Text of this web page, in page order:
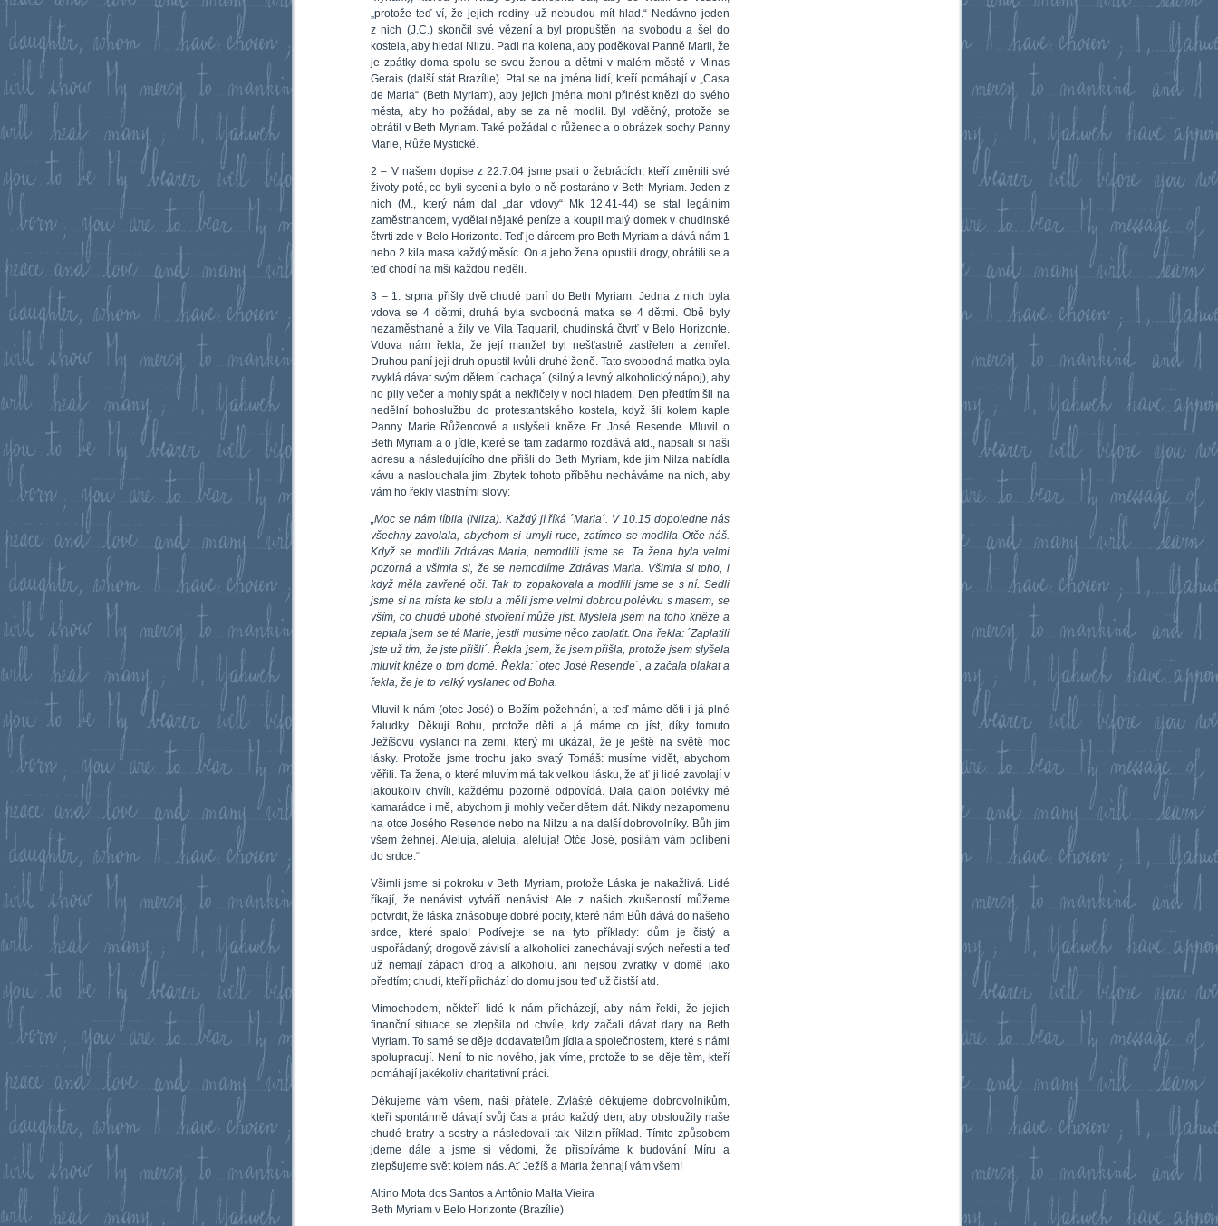
„protože teď ví, že jejich rodiny už nebudou mít hlad.“ Nedávno jeden
z nich (J.C.) skončil své vězení a byl propuštěn na svobodu a šel do
kostela, aby hledal Nilzu. Padl na kolena, aby poděkoval Panně Marii, že
je zpátky doma spolu se svou ženou a dětmi v malém městě v Minas
Gerais (další stát Brazílie). Ptal se na jména lidí, kteří pomáhají v „Casa
de Maria“ (Beth Myriam), aby jejich jména mohl přinést knězi do svého
města, aby ho požádal, aby se za ně modlil. Byl vděčný, protože se
obrátil v Beth Myriam. Také požádal o růženec a o obrázek sochy Panny
Marie, Růže Mystické.
2 – V našem dopise z 22.7.04 jsme psali o žebrácích, kteří změnili své
životy poté, co byli syceni a bylo o ně postaráno v Beth Myriam. Jeden z
nich (M., který nám dal „dar vdovy“ Mk 12,41-44) se stal legálním
zaměstnancem, vydělal nějaké peníze a koupil malý domek v chudinské
čtvrti zde v Belo Horizonte. Teď je dárcem pro Beth Myriam a dává nám 1
nebo 2 kila masa každý měsíc. On a jeho žena opustili drogy, obrátili se a
teď chodí na mši každou neděli.
3 – 1. srpna přišly dvě chudé paní do Beth Myriam. Jedna z nich byla
vdova se 4 dětmi, druhá byla svobodná matka se 4 dětmi. Obě byly
nezaměstnané a žily ve Vila Taquaril, chudinská čtvrť v Belo Horizonte.
Vdova nám řekla, že její manžel byl nešťastně zastřelen a zemřel.
Druhou paní její druh opustil kvůli druhé ženě. Tato svobodná matka byla
zvyklá dávat svým dětem ´cachaça´ (silný a levný alkoholický nápoj), aby
ho pily večer a mohly spát a nekřičely v noci hladem. Den předtím šli na
nedělní bohoslužbu do protestantského kostela, když šli kolem kaple
Panny Marie Růžencové a uslyšeli kněze Fr. José Resende. Mluvil o
Beth Myriam a o jídle, které se tam zadarmo rozdává atd., napsali si naši
adresu a následujícího dne přišli do Beth Myriam, kde jim Nilza nabídla
kávu a naslouchala jim. Zbytek tohoto příběhu necháváme na nich, aby
vám ho řekly vlastními slovy:
„Moc se nám líbila (Nilza). Každý jí říká ´Maria´. V 10.15 dopoledne nás
všechny zavolala, abychom si umyli ruce, zatímco se modlila Otče náš.
Když se modlili Zdrávas Maria, nemodlili jsme se. Ta žena byla velmi
pozorná a všimla si, že se nemodlíme Zdrávas Maria. Všimla si toho, i
když měla zavřené oči. Tak to zopakovala a modlili jsme se s ní. Sedli
jsme si na místa ke stolu a měli jsme velmi dobrou polévku s masem, se
vším, co chudé ubohé stvoření může jíst. Myslela jsem na toho kněze a
zeptala jsem se té Marie, jestli musíme něco zaplatit. Ona řekla: ´Zaplatili
jste už tím, že jste přišli´. Řekla jsem, že jsem přišla, protože jsem slyšela
mluvit kněze o tom domě. Řekla: ´otec José Resende´, a začala plakat a
řekla, že je to velký vyslanec od Boha.
Mluvil k nám (otec José) o Božím požehnání, a teď máme děti i já plné
žaludky. Děkuji Bohu, protože děti a já máme co jíst, díky tomuto
Ježíšovu vyslanci na zemi, který mi ukázal, že je ještě na světě moc
lásky. Protože jsme trochu jako svatý Tomáš: musíme vidět, abychom
věřili. Ta žena, o které mluvím má tak velkou lásku, že ať ji lidé zavolají v
jakoukoliv chvíli, každému pozorně odpovídá. Dala galon polévky mé
kamarádce i mě, abychom ji mohly večer dětem dát. Nikdy nezapomenu
na otce Josého Resende nebo na Nilzu a na další dobrovolníky. Bůh jim
všem žehnej. Aleluja, aleluja, aleluja! Otče José, posílám vám políbení
do srdce.“
Všimli jsme si pokroku v Beth Myriam, protože Láska je nakažlivá. Lidé
říkají, že nenávist vytváří nenávist. Ale z našich zkušeností můžeme
potvrdit, že láska znásobuje dobré pocity, které nám Bůh dává do našeho
srdce, které spalo! Podívejte se na tyto příklady: dům je čistý a
uspořádaný; drogově závislí a alkoholici zanechávají svých neřestí a teď
už nemají zápach drog a alkoholu, ani nejsou zvratky v domě jako
předtím; chudí, kteří přichází do domu jsou teď už čistší atd.
Mimochodem, někteří lidé k nám přicházejí, aby nám řekli, že jejich
finanční situace se zlepšila od chvíle, kdy začali dávat dary na Beth
Myriam. To samé se děje dodavatelům jídla a společnostem, které s námi
spolupracují. Není to nic nového, jak víme, protože to se děje těm, kteří
pomáhají jakékoliv charitativní práci.
Děkujeme vám všem, naši přátelé. Zvláště děkujeme dobrovolníkům,
kteří spontánně dávají svůj čas a práci každý den, aby obsloužily naše
chudé bratry a sestry a následovali tak Nilzin příklad. Tímto způsobem
jdeme dále a jsme si vědomi, že přispíváme k budování Míru a
zlepšujeme svět kolem nás. Ať Ježíš a Maria žehnají vám všem!
Altino Mota dos Santos a Antônio Malta Vieira
Beth Myriam v Belo Horizonte (Brazílie)